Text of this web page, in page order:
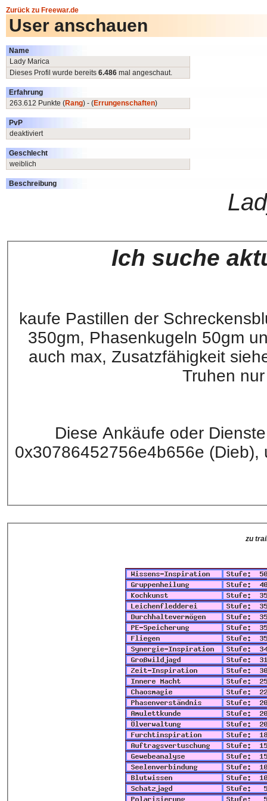
Zurück zu Freewar.de
User anschauen
Name
Lady Marica
Dieses Profil wurde bereits 6.486 mal angeschaut.
Erfahrung
263.612 Punkte (Rang) - (Errungenschaften)
PvP
deaktiviert
Geschlecht
weiblich
Beschreibung
Ich suche
kaufe Pastillen der
350gm, Phasenkugeln 50gm
auch max, Zusatzfähigkeit
Truhen
Diese Ankäufe oder
0x30786452756e4b656e
zu